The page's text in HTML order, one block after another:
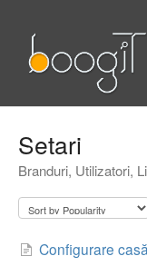
Setari
Branduri, Utilizatori,
Configurare